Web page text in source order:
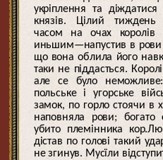
укріплення та
князів. Цілий тиждень
часом на очах королів
иньшим—напустив в рови
що вона облила його
таки не піддасться.
але се було
польське і угорське
замок, по горло стоячи в
наповняла рови;
убито племінника
дістав по голові такий
не згинув. Мусїли